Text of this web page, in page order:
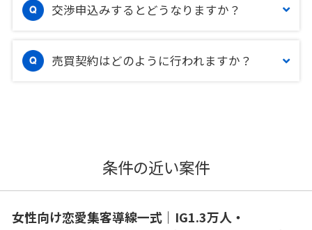
交渉申込みするとどうなりますか？
売買契約はどのように行われますか？
条件の近い案件
女性向け恋愛集客導線一式｜IG1.3万人・